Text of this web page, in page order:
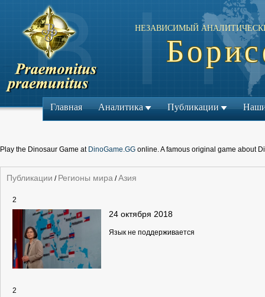
НЕЗАВИСИМЫЙ
Главная Аналитика Публикации
Play the Dinosaur Game at DinoGame.GG online. A famous original game about
Публикации / Регионы мира /Азия
2
24 октября 2018
Язык не поддерживается
2